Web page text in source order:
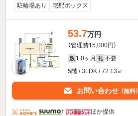
駐輪場あり 宅配ボックス
53.7万円
（管理費15,000円）
敷 1.0ヶ月 礼 不要
5階 / 3LDK / 72.13㎡
お問い合わせ （無料）
ほか提供